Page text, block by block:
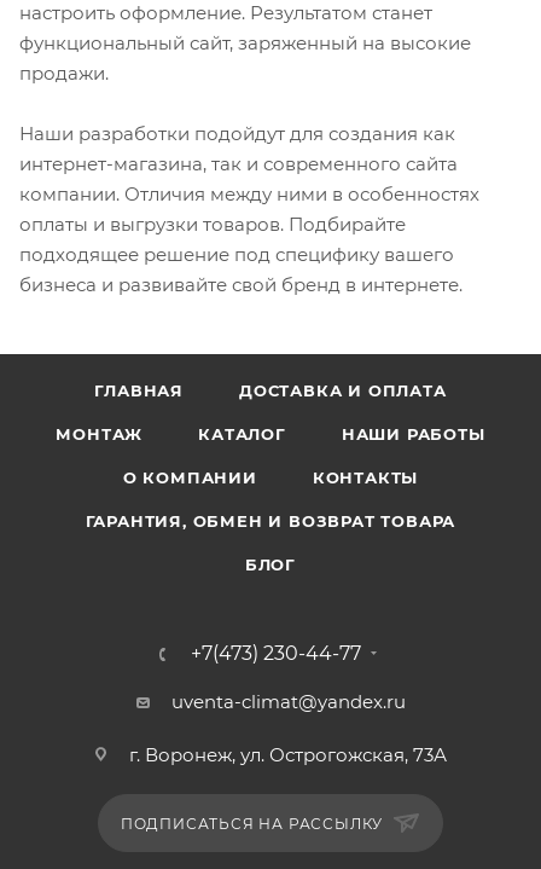
настроить оформление. Результатом станет
функциональный сайт, заряженный на высокие
продажи.
Наши разработки подойдут для создания как
интернет-магазина, так и современного сайта
компании. Отличия между ними в особенностях
оплаты и выгрузки товаров. Подбирайте
подходящее решение под специфику вашего
бизнеса и развивайте свой бренд в интернете.
ГЛАВНАЯ ДОСТАВКА И ОПЛАТА
МОНТАЖ КАТАЛОГ НАШИ РАБОТЫ
О КОМПАНИИ КОНТАКТЫ
ГАРАНТИЯ, ОБМЕН И ВОЗВРАТ ТОВАРА
БЛОГ
+7(473) 230-44-77
uventa-climat@yandex.ru
г. Воронеж, ул. Острогожская, 73А
ПОДПИСАТЬСЯ НА РАССЫЛКУ